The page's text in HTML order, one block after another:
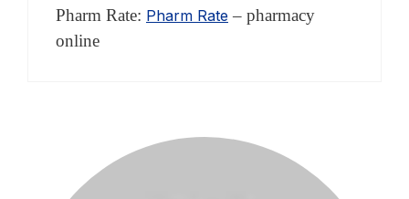
Pharm Rate: Pharm Rate – pharmacy
online